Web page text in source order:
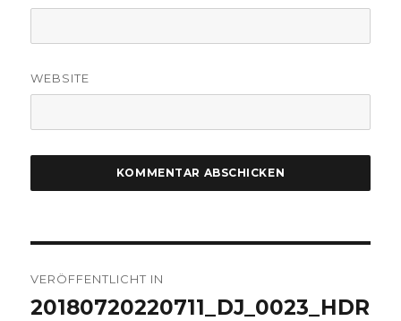
WEBSITE
VERÖFFENTLICHT IN
20180720220711_DJ_0023_HDR